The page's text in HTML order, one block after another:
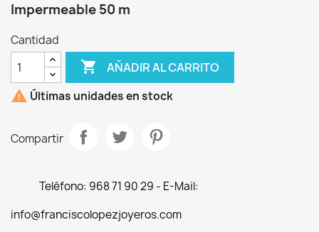
Impermeable 50 m
Cantidad
 AÑADIR AL CARRITO
 Últimas unidades en stock
Compartir
Teléfono: 968 71 90 29 - E-Mail:
info@franciscolopezjoyeros.com